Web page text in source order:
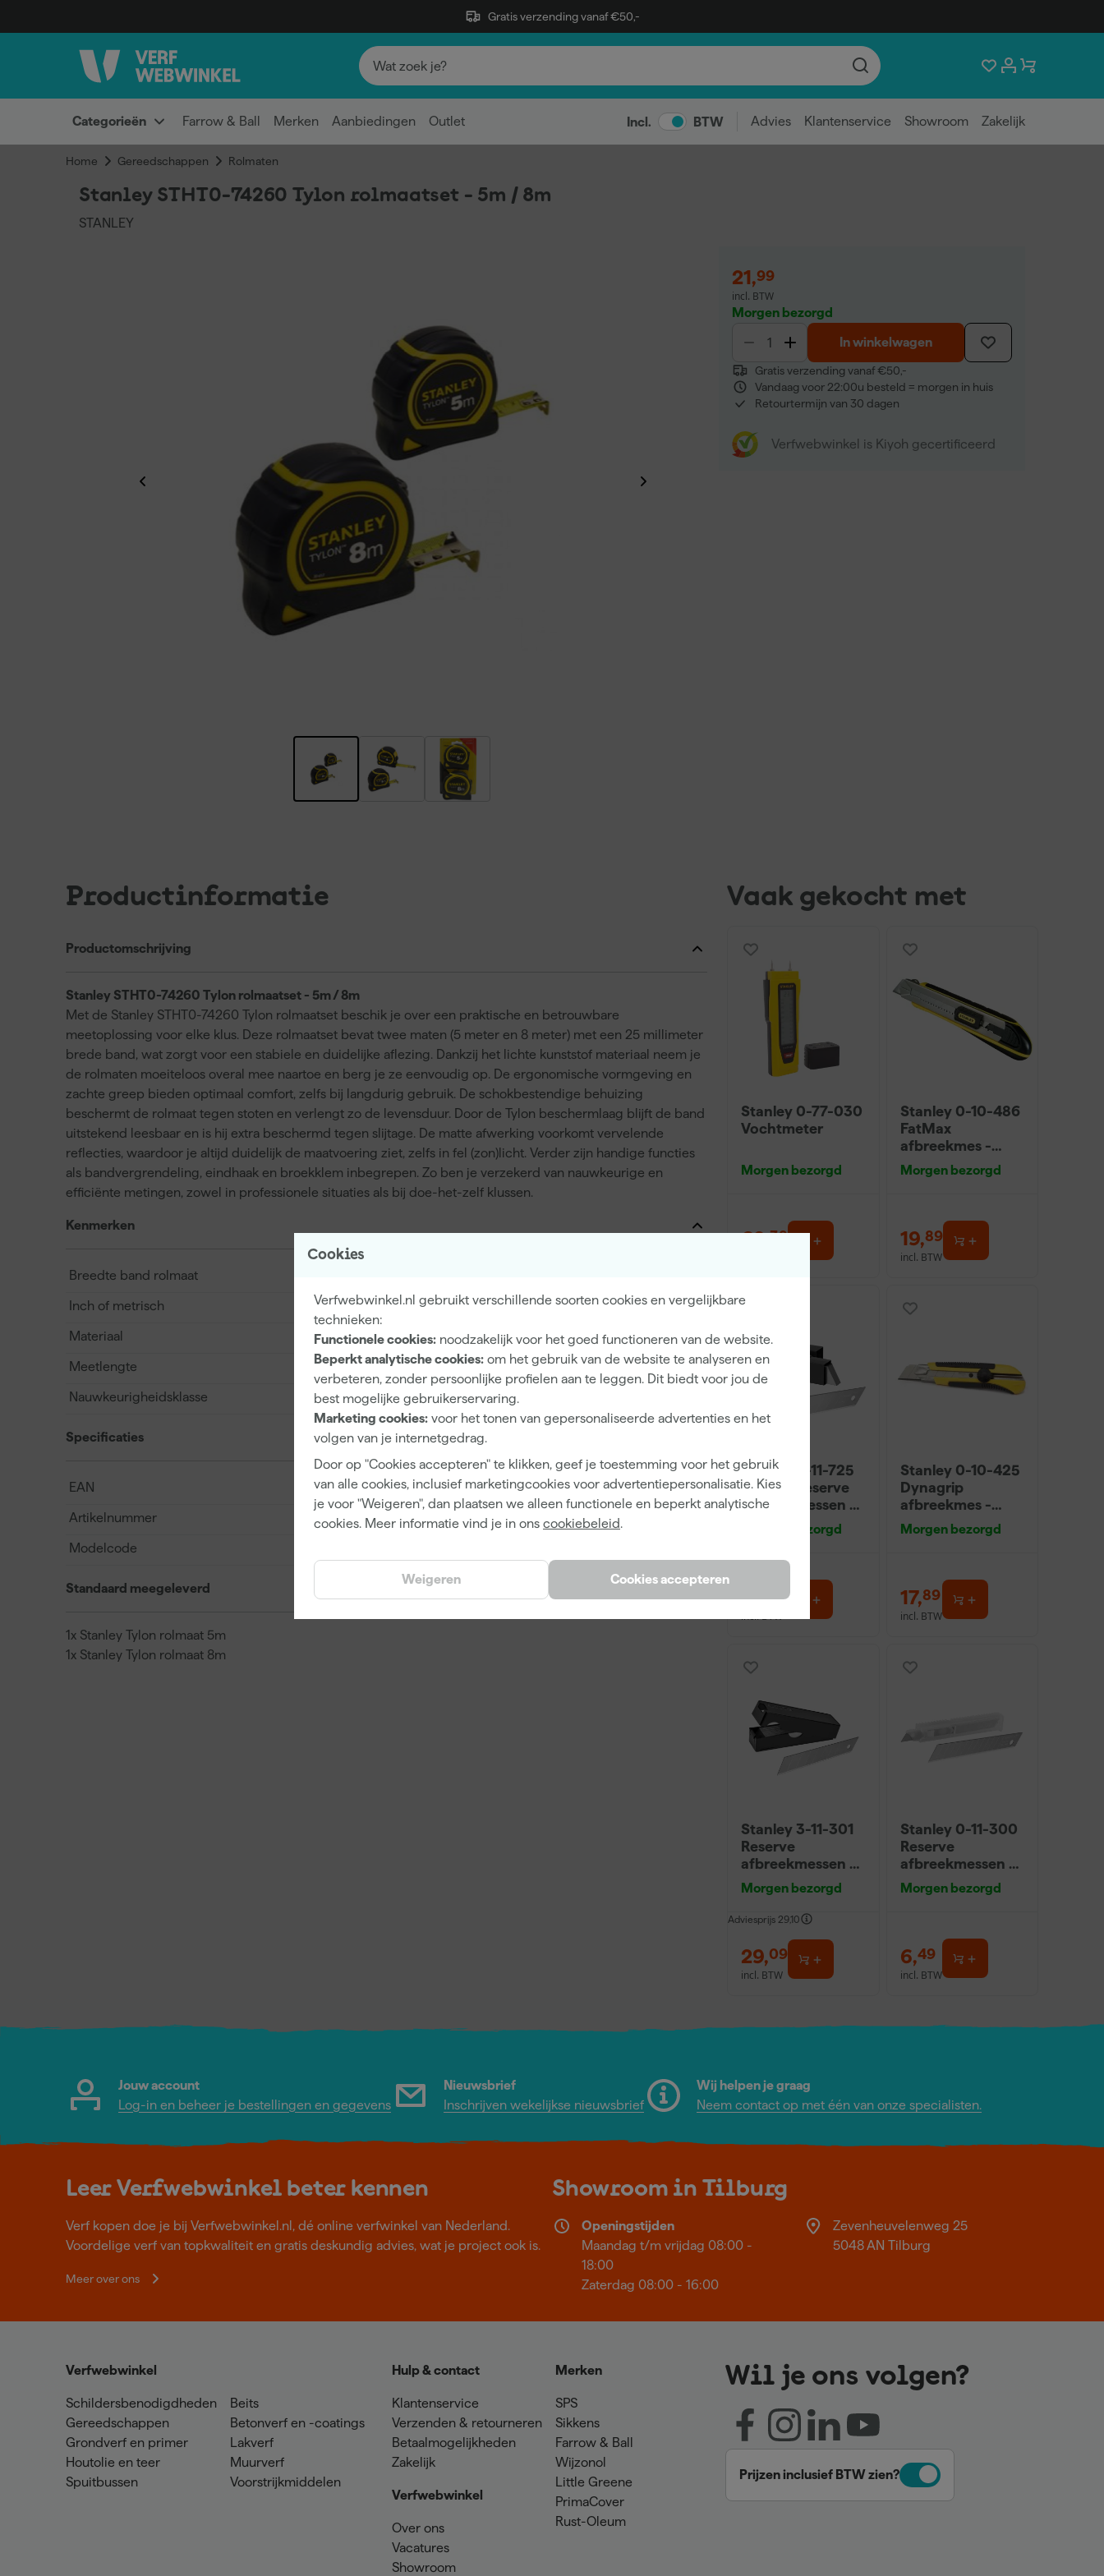
Gratis verzending vanaf €50,-
Categorieën Farrow & Ball Merken Aanbiedingen Outlet Incl. BTW Advies Klantenservice Showroom Zakelijk
Home Gereedschappen Rolmaten
Cookies
Verfwebwinkel.nl gebruikt verschillende soorten cookies en vergelijkbare
technieken:
Functionele cookies: noodzakelijk voor het goed functioneren van de website.
Beperkt analytische cookies: om het gebruik van de website te analyseren en
verbeteren, zonder persoonlijke profielen aan te leggen. Dit biedt voor jou de
best mogelijke gebruikerservaring.
Marketing cookies: voor het tonen van gepersonaliseerde advertenties en het
volgen van je internetgedrag.
Door op "Cookies accepteren" te klikken, geef je toestemming voor het gebruik
van alle cookies, inclusief marketingcookies voor advertentiepersonalisatie. Kies
je voor "Weigeren", dan plaatsen we alleen functionele en beperkt analytische
cookies. Meer informatie vind je in ons cookiebeleid.
Cookies accepteren
Weigeren
Stanley STHT0-74260 Tylon rolmaatset - 5m / 8m
STANLEY
21,99
incl. BTW
Morgen bezorgd
In winkelwagen
Gratis verzending vanaf €50,-
Vandaag voor 22:00u besteld = morgen in huis
Retourtermijn van 30 dagen
Verfwebwinkel is Kiyoh gecertificeerd
Productinformatie
Productomschrijving
Stanley STHT0-74260 Tylon rolmaatset - 5m / 8m
Met de Stanley STHT0-74260 Tylon rolmaatset beschik je over een praktische en betrouwbare
meetoplossing voor elke klus. Deze rolmaatset bevat twee maten (5 meter en 8 meter) met een 25 millimeter
brede band, wat zorgt voor een stabiele en duidelijke aflezing. Dankzij het lichte kunststof materiaal neem je
de rolmaten moeiteloos overal mee naartoe en berg je ze eenvoudig op. De ergonomische vormgeving en
zachte greep bieden optimaal comfort, zelfs bij langdurig gebruik. De schokbestendige behuizing
beschermt de rolmaat tegen stoten en verlengt zo de levensduur. Door de Tylon beschermlaag blijft de band
uitstekend leesbaar en is hij extra beschermd tegen slijtage. De matte afwerking voorkomt vervelende
reflecties, waardoor je altijd duidelijk de maatvoering ziet, zelfs in fel (zon)licht. Verder zijn handige functies
als bandvergrendeling, eindhaak en broekklem inbegrepen. Zo ben je verzekerd van nauwkeurige en
efficiënte metingen, zowel in professionele situaties als bij doe-het-zelf klussen.
Kenmerken
Breedte band rolmaat
Inch of metrisch Metrisch
Materiaal Kunststof
Meetlengte 8 m
Nauwkeurigheidsklasse
Specificaties
EAN 3253560742607
Artikelnummer
Modelcode
Standaard meegeleverd
1x Stanley Tylon rolmaat 5m
1x Stanley Tylon rolmaat 8m
Vaak gekocht met
Stanley 0-77-030
Vochtmeter
Morgen bezorgd
62,38
Stanley 0-10-486
FatMax
afbreekmes -
25mm
Morgen bezorgd
19,89
incl. BTW
Stanley 3-11-725
FatMax Reserve
afbreekmessen -
Morgen bezorgd
29, 59
incl. BTW
Stanley 0-10-425
Dynagrip
afbreekmes -
25mm
Morgen bezorgd
17,89
incl. BTW
Stanley 3-11-301
Reserve
afbreekmessen -
18mm (50st)
Morgen bezorgd
Adviesprijs 29,10
29,09
incl. BTW
Stanley 0-11-300
Reserve
afbreekmessen -
9mm (10st)
Morgen bezorgd
6,49
incl. BTW
Jouw account
Log-in en beheer je bestellingen en gegevens
Nieuwsbrief
Inschrijven wekelijkse nieuwsbrief
Wij helpen je graag
Neem contact op met één van onze specialisten.
Leer Verfwebwinkel beter kennen
Verf kopen doe je bij Verfwebwinkel.nl, dé online verfwinkel van Nederland.
Voordelige verf van topkwaliteit en gratis deskundig advies, wat je project ook is.
Meer over ons
Showroom in Tilburg
Openingstijden
Maandag t/m vrijdag 08:00 -
18:00
Zaterdag 08:00 - 16:00
Zevenheuvelenweg 25
5048 AN Tilburg
Verfwebwinkel
Schildersbenodigdheden
Gereedschappen
Grondverf en primer
Houtolie en teer
Spuitbussen
Beits
Betonverf en -coatings
Lakverf
Muurverf
Voorstrijkmiddelen
Hulp & contact
Klantenservice
Verzenden & retourneren
Betaalmogelijkheden
Zakelijk
Verfwebwinkel
Over ons
Vacatures
Showroom
Merken
SPS
Sikkens
Farrow & Ball
Wijzonol
Little Greene
PrimaCover
Rust-Oleum
Wil je ons volgen?
Prijzen inclusief BTW zien?